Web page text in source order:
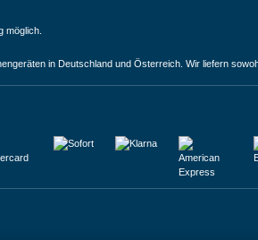
möglich.
in Deutschland und Österreich. Wir liefern